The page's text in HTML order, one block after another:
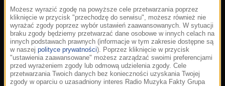
Możesz wyrazić zgodę na powyższe cele przetwarzania poprzez
kliknięcie w przycisk "przechodzę do serwisu", możesz również nie
wyrażać zgody poprzez wybór ustawień zaawansowanych. W sytuacji
braku zgody będziemy przetwarzać dane osobowe w innych celach na
innych podstawach prawnych (informacje w tym zakresie dostępne są
w naszej polityce prywatności). Poprzez kliknięcie w przycisk
"ustawienia zaawansowane" możesz zarządzać swoimi preferencjami
przed wyrażeniem zgody lub odmową udzielenia zgody. Cele
przetwarzania Twoich danych bez konieczności uzyskania Twojej
zgody w oparciu o uzasadniony interes Radio Muzyka Fakty Grupa